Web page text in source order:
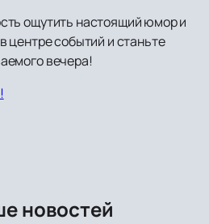
ощутить настоящий юмор и
центре событий и станьте
вечера!
новостей